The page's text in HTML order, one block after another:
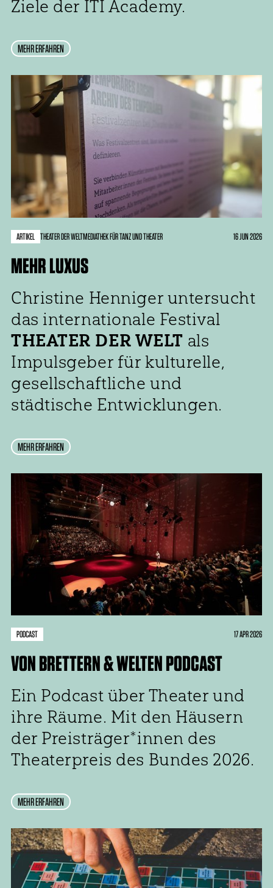
Ziele der ITI Academy.
MEHR ERFAHREN
ARTIKEL THEATER DER WELTMEDIATHEK FÜR TANZ UND THEATER 16 JUN 2026
MEHR LUXUS
Christine Henniger untersucht
das internationale Festival
THEATER DER WELT als
Impulsgeber für kulturelle,
gesellschaftliche und
städtische Entwicklungen.
MEHR ERFAHREN
PODCAST 17 APR 2026
VON BRETTERN & WELTEN PODCAST
Ein Podcast über Theater und
ihre Räume. Mit den Häusern
der Preisträger*innen des
Theaterpreis des Bundes 2026.
MEHR ERFAHREN